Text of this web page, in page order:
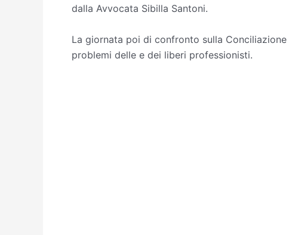
dalla Avvocata Sibilla Santoni.
La giornata poi di confronto sulla
problemi delle e dei liberi professionisti.